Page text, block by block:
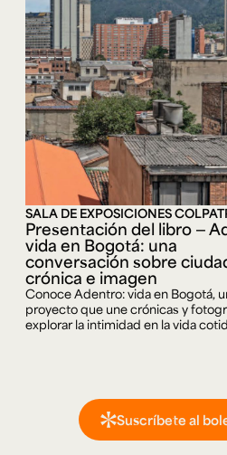
SALA DE EXPOSICIONES
Presentación del libro —
vida en Bogotá: una
conversación sobre
crónica e imagen
Conoce Adentro: vida en Bogotá,
proyecto que une crónicas y
explorar la intimidad en la vida
Suscríbete al